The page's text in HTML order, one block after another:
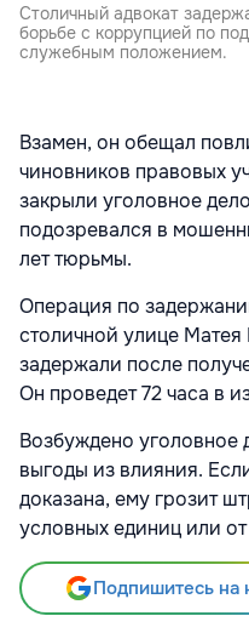
Столичный адвокат
борьбе с коррупцией по
служебным положением.
Взамен, он обещал
чиновников правовых
закрыли уголовное
подозревался в
лет тюрьмы.
Операция по
столичной улице Матея
задержали после
Он проведет 72 часа в
Возбуждено уголовное
выгоды из влияния.
доказана, ему грозит
условных единиц или
Подпишитесь на